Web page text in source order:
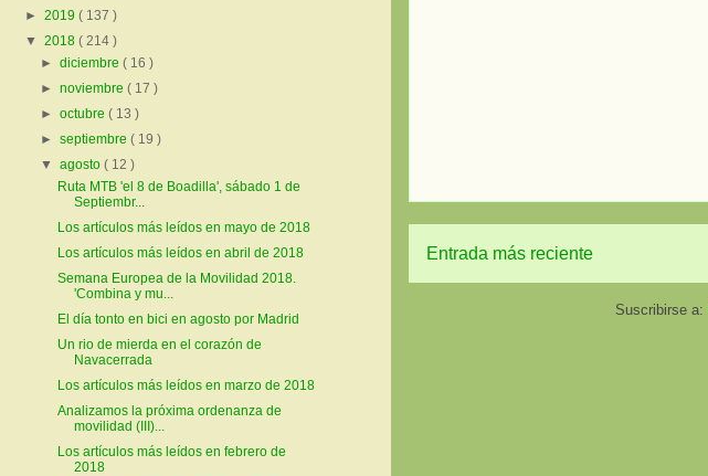
Entrada más reciente
Suscribirse a:
► 2019 ( 137 )
▼ 2018 ( 214 )
►diciembre( 16 )
►noviembre( 17 )
►octubre( 13 )
►septiembre( 19 )
▼agosto( 12 )
Ruta MTB 'el 8 de Boadilla', sábado 1 de
Septiembr...
Los artículos más leídos en mayo de 2018
Los artículos más leídos en abril de 2018
Semana Europea de la Movilidad 2018.
'Combina y mu...
El día tonto en bici en agosto por Madrid
Un rio de mierda en el corazón de
Navacerrada
Los artículos más leídos en marzo de 2018
Analizamos la próxima ordenanza de
movilidad (III)...
Los artículos más leídos en febrero de
2018